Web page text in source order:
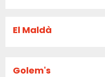
El Maldà
Golem's